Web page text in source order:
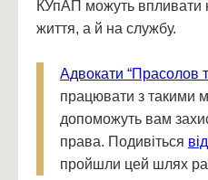
КУпАП можуть впливати
життя, а й на службу.
Адвокати “Прасолов
працювати з такими
допоможуть вам
права. Подивіться
пройшли цей шлях